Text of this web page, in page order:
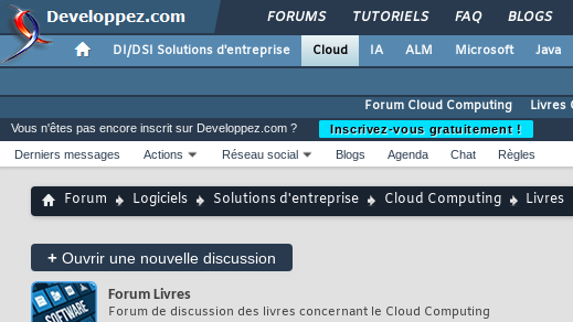
FORUMS TUTORIELS FAQ BLOGS
DI/DSI Solutions d'entreprise Cloud IA ALM Microsoft Java
Forum Cloud Computing
Livres
Vous n'êtes pas encore inscrit sur Developpez.com ?
Inscrivez-vous gratuitement !
Derniers messages
Actions Réseau social Blogs Agenda Chat Règles
Forum Logiciels Solutions d'entreprise Cloud Computing Livres
+ Ouvrir une nouvelle discussion
Forum Livres
Forum de discussion des livres concernant le Cloud Computing